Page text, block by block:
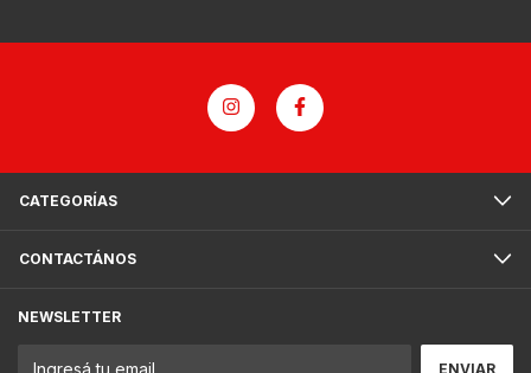
CATEGORÍAS
CONTACTÁNOS
NEWSLETTER